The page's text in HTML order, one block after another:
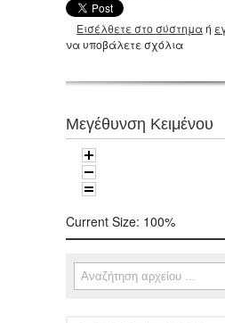
Εισέλθετε στο σύστημαή
να υποβάλετε σχόλια
Μεγέθυνση Κειμένου
Current Size: 100%
Φόρμα αναζήτησης
Αναζήτηση